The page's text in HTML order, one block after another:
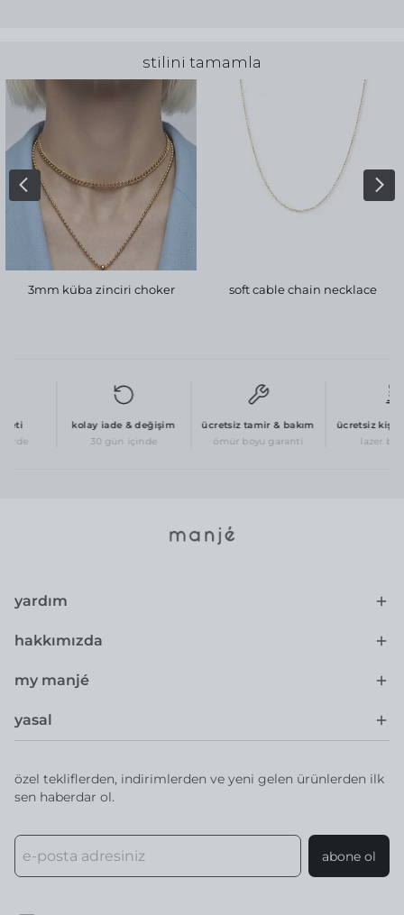
stilini tamamla
3mm küba zinciri choker soft cable chain necklace
kolay iade & değişim
30 gün içinde
ücretsiz tamir & bakım
ömür boyu garanti
ücretsiz
lazer
yardım
hakkımızda
my manjé
yasal
özel tekliflerden, indirimlerden ve yeni gelen ürünlerden ilk
sen haberdar ol.
abone ol